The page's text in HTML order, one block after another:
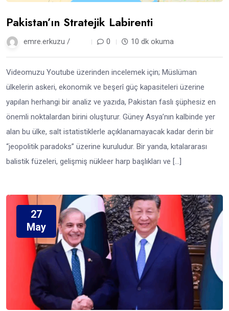
Pakistan’ın Stratejik Labirenti
emre.erkuzu / 0 10 dk okuma
Videomuzu Youtube üzerinden incelemek için; Müslüman
ülkelerin askeri, ekonomik ve beşerî güç kapasiteleri üzerine
yapılan herhangi bir analiz ve yazıda, Pakistan faslı şüphesiz en
önemli noktalardan birini oluşturur. Güney Asya’nın kalbinde yer
alan bu ülke, salt istatistiklerle açıklanamayacak kadar derin bir
“jeopolitik paradoks” üzerine kuruludur. Bir yanda, kıtalararası
balistik füzeleri, gelişmiş nükleer harp başlıkları ve […]
27
May